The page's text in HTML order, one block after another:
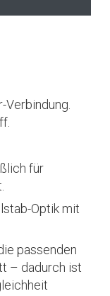
Verbindung.
für
Optik mit
passenden
– dadurch ist